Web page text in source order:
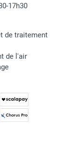
17h30
de traitement
de l'air